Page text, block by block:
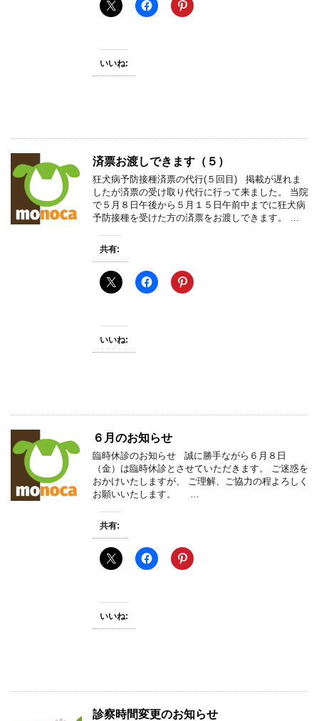
いいね:
済票お渡しできます（５）
狂犬病予防接種済票の代行(５回目) 掲載が遅れま
したが済票の受け取り代行に行って来ました。 当院
で５月８日午後から５月１５日午前中までに狂犬病
予防接種を受けた方の済票をお渡しできます。 …
共有:
いいね:
６月のお知らせ
臨時休診のお知らせ 誠に勝手ながら６月８日
（金）は臨時休診とさせていただきます。 ご迷惑を
おかけいたしますが、 ご理解、ご協力の程よろしく
お願いいたします。 …
共有:
いいね:
診察時間変更のお知らせ